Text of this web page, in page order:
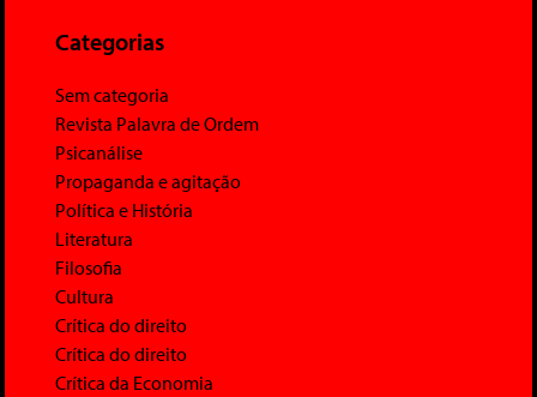
Categorias
Sem categoria
Revista Palavra de Ordem
Psicanálise
Propaganda e agitação
Política e História
Literatura
Filosofia
Cultura
Crítica do direito
Crítica do direito
Crítica da Economia